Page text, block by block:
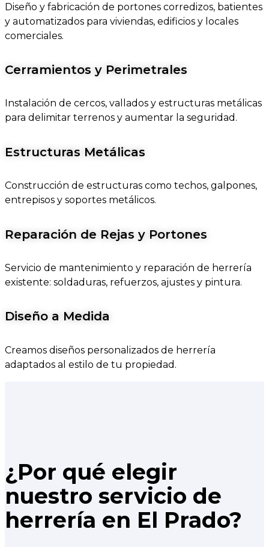
Diseño y fabricación de portones corredizos, batientes
y automatizados para viviendas, edificios y locales
comerciales.
Cerramientos y Perimetrales
Instalación de cercos, vallados y estructuras metálicas
para delimitar terrenos y aumentar la seguridad.
Estructuras Metálicas
Construcción de estructuras como techos, galpones,
entrepisos y soportes metálicos.
Reparación de Rejas y Portones
Servicio de mantenimiento y reparación de herrería
existente: soldaduras, refuerzos, ajustes y pintura.
Diseño a Medida
Creamos diseños personalizados de herrería
adaptados al estilo de tu propiedad.
¿Por qué elegir
nuestro servicio de
herrería en El Prado?